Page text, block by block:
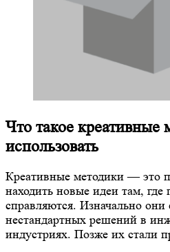
Что такое креативные
использовать
Креативные методики — это
находить новые идеи там,
справляются. Изначально они
нестандартных решений в
индустриях. Позже их стали